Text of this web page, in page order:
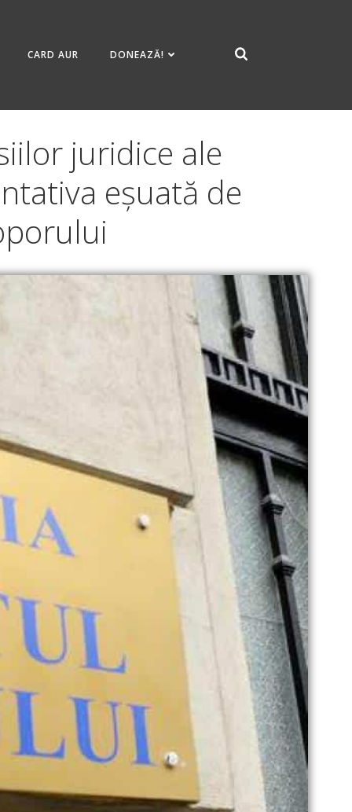
CARD AUR DONEAZĂ!
juridice ale
eșuată de